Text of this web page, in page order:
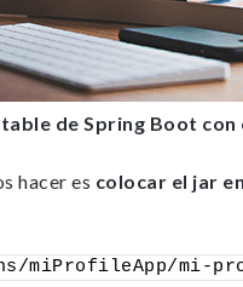
de Spring Boot
hacer es colocar el jar
miProfileApp/mi-